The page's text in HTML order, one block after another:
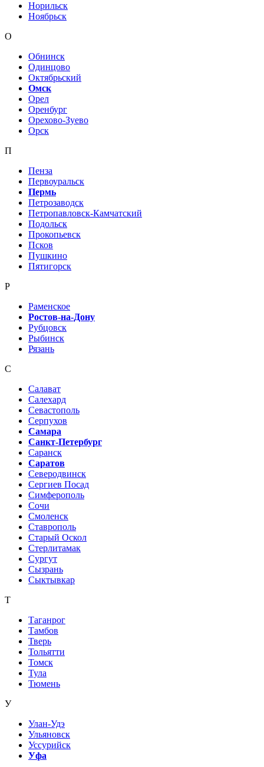
Норильск
Ноябрьск
О
Обнинск
Одинцово
Октябрьский
Омск
Орел
Оренбург
Орехово-Зуево
Орск
П
Пенза
Первоуральск
Пермь
Петрозаводск
Петропавловск-Камчатский
Подольск
Прокопьевск
Псков
Пушкино
Пятигорск
Р
Раменское
Ростов-на-Дону
Рубцовск
Рыбинск
Рязань
С
Салават
Салехард
Севастополь
Серпухов
Самара
Санкт-Петербург
Саранск
Саратов
Северодвинск
Сергиев Посад
Симферополь
Сочи
Смоленск
Ставрополь
Старый Оскол
Стерлитамак
Сургут
Сызрань
Сыктывкар
Т
Таганрог
Тамбов
Тверь
Тольятти
Томск
Тула
Тюмень
У
Улан-Удэ
Ульяновск
Уссурийск
Уфа